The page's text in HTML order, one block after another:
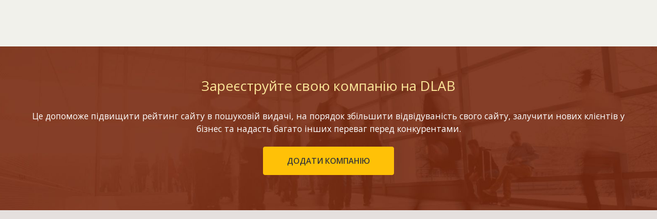
Зареєструйте свою компанію на DLAB
Це допоможе підвищити рейтинг сайту в пошуковій видачі, на порядок збільшити відвідуваність свого сайту, залучити нових клієнтів у
бізнес та надасть багато інших переваг перед конкурентами.
ДОДАТИ КОМПАНІЮ